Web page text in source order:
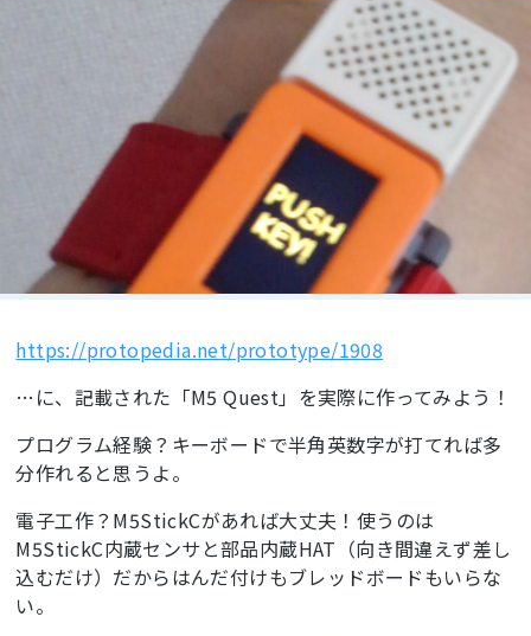
https://protopedia.net/prototype/1908
…に、記載された「M5 Quest」を実際に作ってみよう！
プログラム経験？キーボードで半角英数字が打てれば多
分作れると思うよ。
電子工作？M5StickCがあれば大丈夫！使うのは
M5StickC内蔵センサと部品内蔵HAT（向き間違えず差し
込むだけ）だからはんだ付けもブレッドボードもいらな
い。